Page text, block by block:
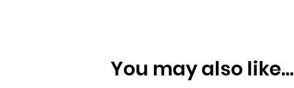
You may also like...